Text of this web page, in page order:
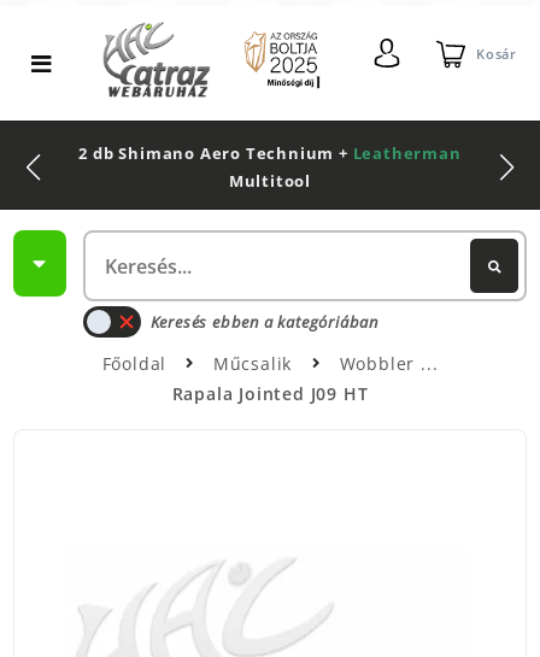
Kosár
2 db Shimano Aero Technium + Leatherman
Multitool
Keresés ebben a kategóriában
Főoldal Műcsalik
Wobbler
Rapala Jointed J09 HT